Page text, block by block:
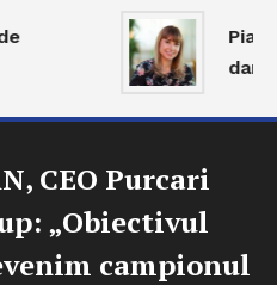
dar
CEO Purcari
„Obiectivul
campionul